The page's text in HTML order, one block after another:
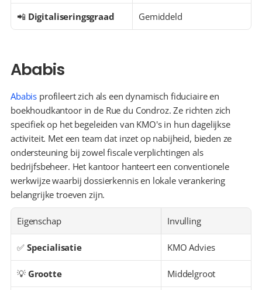
📲 Digitaliseringsgraad Gemiddeld
Ababis
Ababis profileert zich als een dynamisch fiduciaire en
boekhoudkantoor in de Rue du Condroz. Ze richten zich
specifiek op het begeleiden van KMO's in hun dagelijkse
activiteit. Met een team dat inzet op nabijheid, bieden ze
ondersteuning bij zowel fiscale verplichtingen als
bedrijfsbeheer. Het kantoor hanteert een conventionele
werkwijze waarbij dossierkennis en lokale verankering
belangrijke troeven zijn.
Eigenschap Invulling
✅ Specialisatie KMO Advies
💡 Grootte Middelgroot